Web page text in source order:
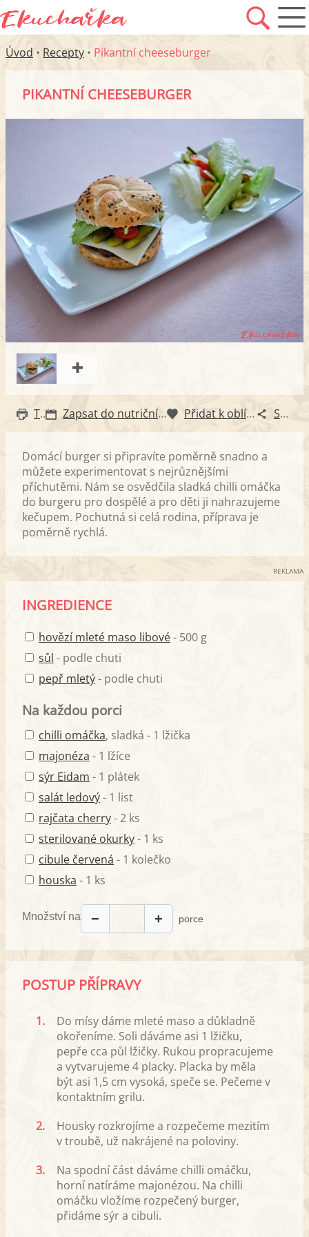
Úvod • Recepty • Pikantní cheeseburger
PIKANTNÍ CHEESEBURGER
Tisk Zapsat do nutričního diáře Přidat k oblíbeným Sdílet
Domácí burger si připravíte poměrně snadno a
můžete experimentovat s nejrůznějšími
příchutěmi. Nám se osvědčila sladká chilli omáčka
do burgeru pro dospělé a pro děti ji nahrazujeme
kečupem. Pochutná si celá rodina, příprava je
poměrně rychlá.
REKLAMA
INGREDIENCE
hovězí mleté maso libové- 500 g
sůl - podle chuti
pepř mletý- podle chuti
Na každou porci
chilli omáčka, sladká - 1 lžička
majonéza - 1 lžíce
sýr Eidam - 1 plátek
salát ledový- 1 list
rajčata cherry- 2 ks
sterilované okurky- 1 ks
cibule červená - 1 kolečko
houska - 1 ks
Množství na − + porce
POSTUP PŘÍPRAVY
1.
Do mísy dáme mleté maso a důkladně
okořeníme. Soli dáváme asi 1 lžičku,
pepře cca půl lžičky. Rukou propracujeme
a vytvarujeme 4 placky. Placka by měla
být asi 1,5 cm vysoká, speče se. Pečeme v
kontaktním grilu.
2.
Housky rozkrojíme a rozpečeme mezitím
v troubě, už nakrájené na poloviny.
3.
Na spodní část dáváme chilli omáčku,
horní natíráme majonézou. Na chilli
omáčku vložíme rozpečený burger,
přidáme sýr a cibuli.